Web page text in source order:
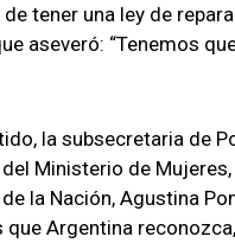
tener una ley de
aseveró: “Tenemos
la subsecretaria de
Ministerio de
la Nación, Agustina
que Argentina